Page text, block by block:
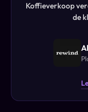
Koffieverkoop
de